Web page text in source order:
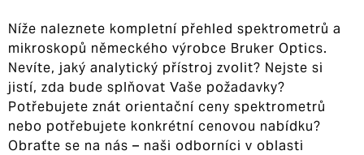
|
Hrvatska
Níže naleznete kompletní přehled spektrometrů a
mikroskopů německého výrobce Bruker Optics.
Nevíte, jaký analytický přístroj zvolit? Nejste si
jistí, zda bude splňovat Vaše požadavky?
Potřebujete znát orientační ceny spektrometrů
nebo potřebujete konkrétní cenovou nabídku?
Obraťte se na nás – naši odborníci v oblasti